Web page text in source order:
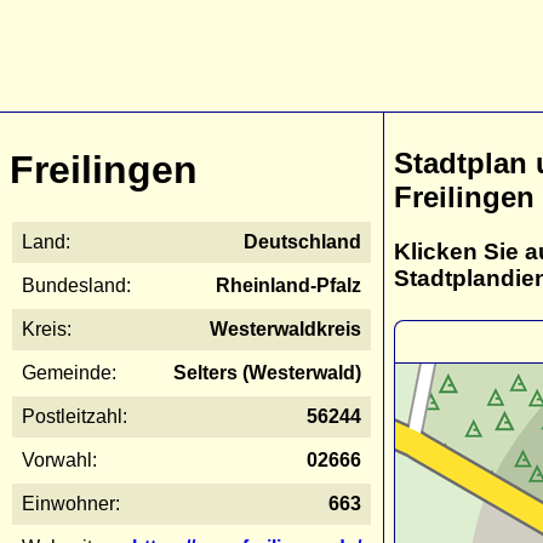
Freilingen
Land: Deutschland
Bundesland: Rheinland-Pfalz
Kreis: Westerwaldkreis
Gemeinde: Selters (Westerwald)
Postleitzahl: 56244
Vorwahl: 02666
Einwohner: 663
Stadtplan
Freilingen
Klicken Sie